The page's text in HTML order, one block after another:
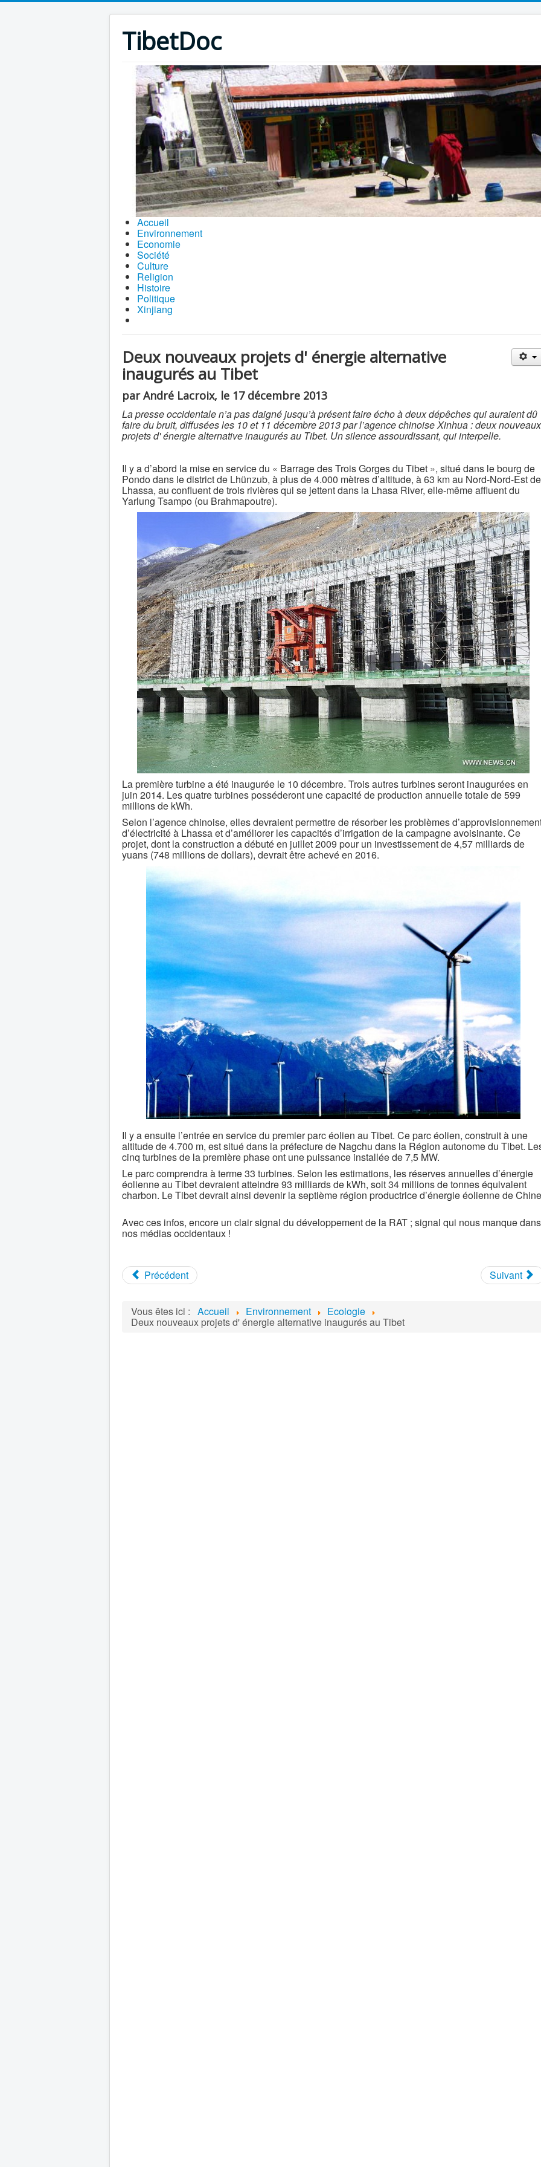
TibetDoc
Accueil
Environnement
Economie
Société
Culture
Religion
Histoire
Politique
Xinjiang
Deux nouveaux projets d' énergie alternative
inaugurés au Tibet
par André Lacroix, le 17 décembre 2013
La presse occidentale n’a pas daigné jusqu’à présent faire écho à deux dépêches qui auraient dû
faire du bruit, diffusées les 10 et 11 décembre 2013 par l’agence chinoise Xinhua : deux nouveaux
projets d' énergie alternative inaugurés au Tibet. Un silence assourdissant, qui interpelle.
Il y a d’abord la mise en service du « Barrage des Trois Gorges du Tibet », situé dans le bourg de
Pondo dans le district de Lhünzub, à plus de 4.000 mètres d’altitude, à 63 km au Nord-Nord-Est de
Lhassa, au confluent de trois rivières qui se jettent dans la Lhasa River, elle-même affluent du
Yarlung Tsampo (ou Brahmapoutre).
La première turbine a été inaugurée le 10 décembre. Trois autres turbines seront inaugurées en
juin 2014. Les quatre turbines posséderont une capacité de production annuelle totale de 599
millions de kWh.
Selon l’agence chinoise, elles devraient permettre de résorber les problèmes
d’électricité à Lhassa et d’améliorer les capacités d’irrigation de la campagne avoisinante. Ce
projet, dont la construction a débuté en juillet 2009 pour un investissement de 4,57 milliards de
yuans (748 millions de dollars), devrait être achevé en 2016.
Il y a ensuite l’entrée en service du premier parc éolien au Tibet. Ce parc éolien, construit à une
altitude de 4.700 m, est situé dans la préfecture de Nagchu dans la Région autonome du Tibet.
cinq turbines de la première phase ont une puissance installée de 7,5 MW.
Le parc comprendra à terme 33 turbines. Selon les estimations, les réserves annuelles d’énergie
éolienne au Tibet devraient atteindre 93 milliards de kWh, soit 34 millions de tonnes équivalent
charbon. Le Tibet devrait ainsi devenir la septième région productrice d’énergie éolienne de
Avec ces infos, encore un clair signal du développement de la RAT ; signal qui nous manque dans
nos médias occidentaux !
Précédent Suivant
Vous êtes ici : Accueil Environnement Ecologie
Deux nouveaux projets d' énergie alternative inaugurés au Tibet